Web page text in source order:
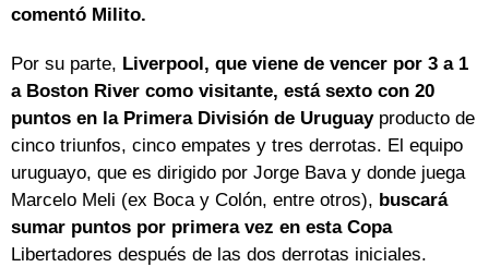
comentó Milito.
Por su parte, Liverpool, que viene de vencer por 3 a 1
a Boston River como visitante, está sexto con 20
puntos en la Primera División de Uruguay producto de
cinco triunfos, cinco empates y tres derrotas. El equipo
uruguayo, que es dirigido por Jorge Bava y donde juega
Marcelo Meli (ex Boca y Colón, entre otros), buscará
sumar puntos por primera vez en esta Copa
Libertadores después de las dos derrotas iniciales.